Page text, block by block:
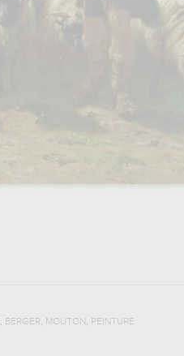
, BERGER, MOUTON, PEINTURE